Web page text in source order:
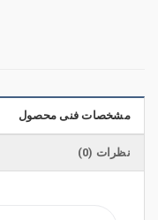
مشخصات فنی محصول
نظرات (0)